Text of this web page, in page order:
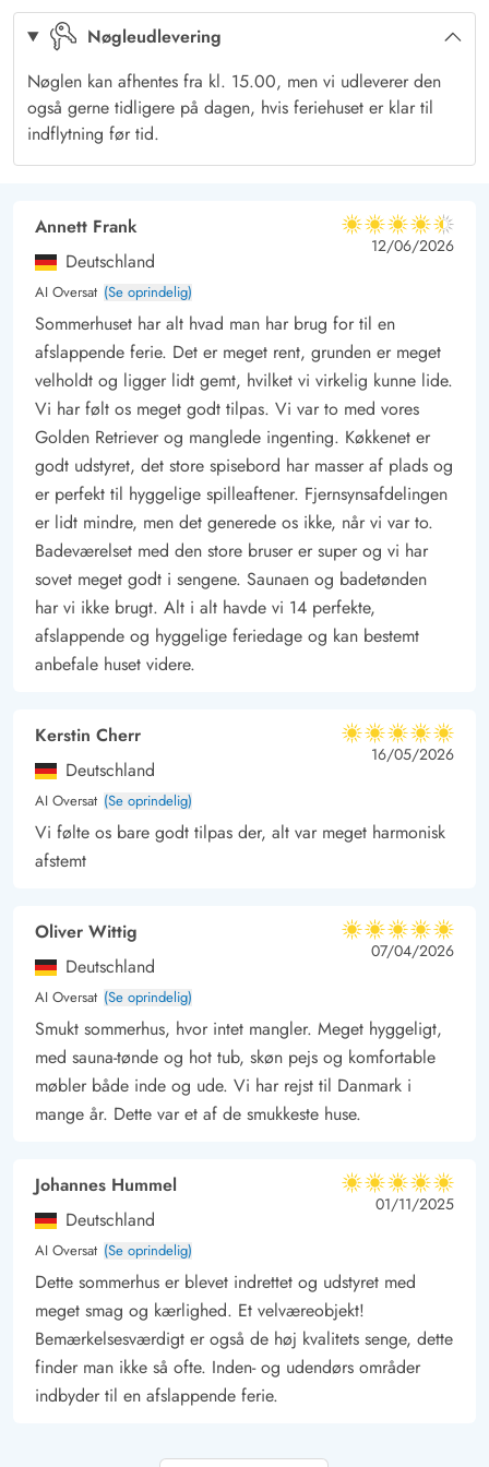
fuglene kvidrer i trætoppene. Der er havemøbler og liggestole
nok til alle, og på de lune sommeraftener kan I slutte dagen af
med en lækker grillmiddag.
Feriehuset ligger i gåafstand til det skønne Vesterhav, og både
store, små og firbenede feriegæster vil glæde sig over et
besøg på den kilometerlange sandstrand. Tag en dukkert i de
sten og muslinger med ungerne; her er der nye oplevelser hele
året rundt.
Der er kun en kort køretur til Søndervigs hyggelige ferieby,
som byder på underholdning for alle aldre.
Nøgleudlevering
Nøglen kan afhentes fra kl. 15.00, men vi udleverer den
også gerne tidligere på dagen, hvis feriehuset er klar til
indflytning før tid.
Annett Frank
Deutschland
AI Oversat (Se oprindelig)
4.5 ud af 5
4.5 ud af 5
4.5 out of 5
12/06/2026
Sommerhuset har alt hvad man har brug for til en
afslappende ferie. Det er meget rent, grunden er meget
velholdt og ligger lidt gemt, hvilket vi virkelig kunne lide.
Vi har følt os meget godt tilpas. Vi var to med vores
Golden Retriever og manglede ingenting. Køkkenet er
godt udstyret, det store spisebord har masser af plads og
er perfekt til hyggelige spilleaftener. Fjernsynsafdelingen
er lidt mindre, men det generede os ikke, når vi var to.
Badeværelset med den store bruser er super og vi har
sovet meget godt i sengene. Saunaen og badetønden
har vi ikke brugt. Alt i alt havde vi 14 perfekte,
afslappende og hyggelige feriedage og kan bestemt
anbefale huset videre.
Kerstin Cherr
Deutschland
AI Oversat (Se oprindelig)
5 ud af 5
5 ud af 5
5 out of 5
16/05/2026
Vi følte os bare godt tilpas der, alt var meget harmonisk
afstemt
Oliver Wittig
Deutschland
AI Oversat (Se oprindelig)
5 ud af 5
5 ud af 5
5 out of 5
07/04/2026
Smukt sommerhus, hvor intet mangler. Meget hyggeligt,
med sauna-tønde og hot tub, skøn pejs og komfortable
møbler både inde og ude. Vi har rejst til Danmark i
mange år. Dette var et af de smukkeste huse.
Johannes Hummel
Deutschland
AI Oversat (Se oprindelig)
5 ud af 5
5 ud af 5
5 out of 5
01/11/2025
Dette sommerhus er blevet indrettet og udstyret med
meget smag og kærlighed. Et velværeobjekt!
Bemærkelsesværdigt er også de høj kvalitets senge, dette
finder man ikke så ofte. Inden- og udendørs områder
indbyder til en afslappende ferie.